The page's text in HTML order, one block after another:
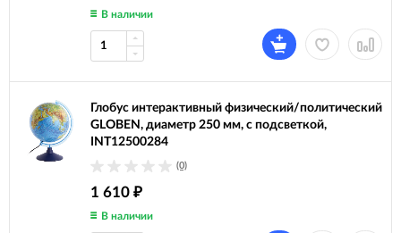
В наличии
Глобус интерактивный физический/политический
GLOBEN, диаметр 250 мм, с подсветкой,
INT12500284
(0)
1 610 ₽
В наличии